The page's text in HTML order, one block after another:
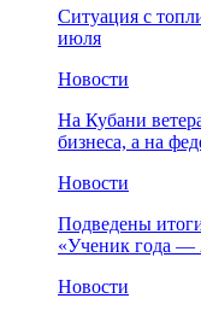
Ситуация с
июля
Новости
На Кубани
бизнеса, а на
Новости
Подведены
«Ученик года —
Новости